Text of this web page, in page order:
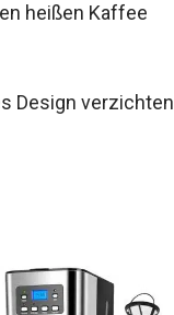
heißen Kaffee
Design verzichten